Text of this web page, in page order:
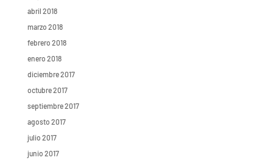
abril 2018
marzo 2018
febrero 2018
enero 2018
diciembre 2017
octubre 2017
septiembre 2017
agosto 2017
julio 2017
junio 2017